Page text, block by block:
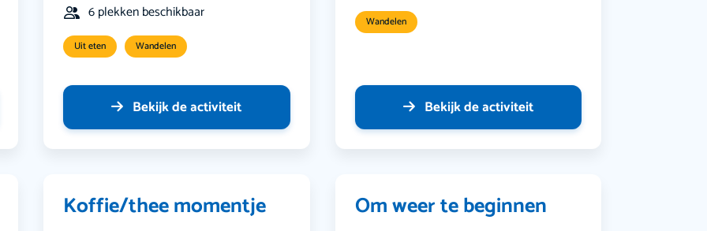
6 plekken beschikbaar
Uit eten Wandelen
Bekijk de activiteit
Wandelen
Bekijk de activiteit
Koffie/thee momentje Om weer te beginnen